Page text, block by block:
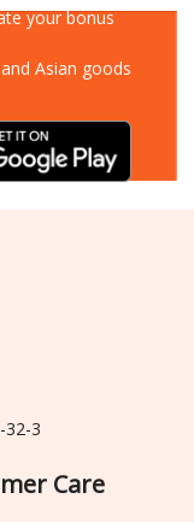
your bonus
Asian goods
32-3
Care